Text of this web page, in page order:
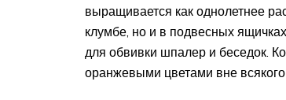
выращивается как однолетнее
клумбе, но и в подвесных
для обвивки шпалер и беседок.
оранжевыми цветами вне